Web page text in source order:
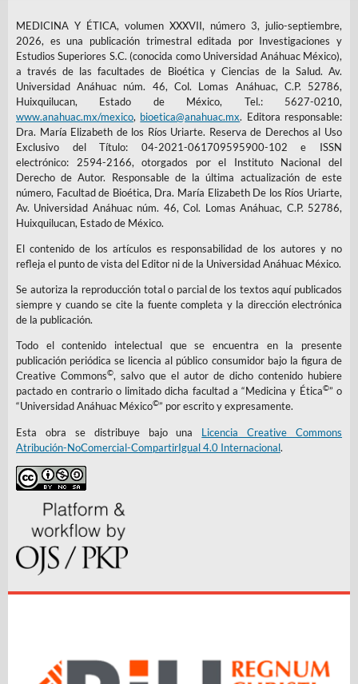
MEDICINA Y ÉTICA, volumen XXXVII, número 3, julio-septiembre,
2026, es una publicación trimestral editada por Investigaciones y
Estudios Superiores S.C. (conocida como Universidad Anáhuac México),
a través de las facultades de Bioética y Ciencias de la Salud. Av.
Universidad Anáhuac núm. 46, Col. Lomas Anáhuac, C.P. 52786,
Huixquilucan, Estado de México, Tel.: 5627-0210,
www.anahuac.mx/mexico, bioetica@anahuac.mx. Editora responsable:
Dra. María Elizabeth de los Ríos Uriarte. Reserva de Derechos al Uso
Exclusivo del Título: 04-2021-061709595900-102 e ISSN
electrónico: 2594-2166, otorgados por el Instituto Nacional del
Derecho de Autor. Responsable de la última actualización de este
número, Facultad de Bioética, Dra. María Elizabeth De los Ríos Uriarte,
Av. Universidad Anáhuac núm. 46, Col. Lomas Anáhuac, C.P. 52786,
Huixquilucan, Estado de México.
El contenido de los artículos es responsabilidad de los autores y no
refleja el punto de vista del Editor ni de la Universidad Anáhuac México.
Se autoriza la reproducción total o parcial de los textos aquí publicados
siempre y cuando se cite la fuente completa y la dirección electrónica
de la publicación.
Todo el contenido intelectual que se encuentra en la presente
publicación periódica se licencia al público consumidor bajo la figura de
Creative Commons©, salvo que el autor de dicho contenido hubiere
pactado en contrario o limitado dicha facultad a “Medicina y Ética©” o
“Universidad Anáhuac México©” por escrito y expresamente.
Esta obra se distribuye bajo una Licencia Creative Commons
Atribución-NoComercial-CompartirIgual 4.0 Internacional.